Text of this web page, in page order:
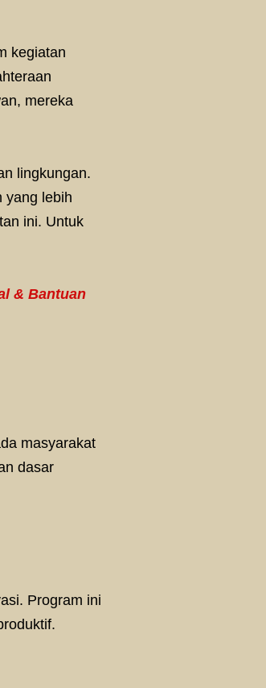
kegiatan
mereka
lingkungan.
yang lebih
ini. Untuk
& Bantuan
masyarakat
dasar
Program ini